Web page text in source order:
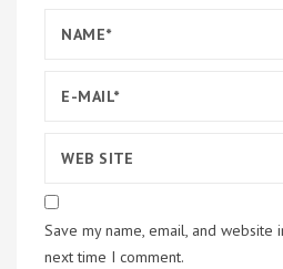
Save my name, email, and
next time I comment.